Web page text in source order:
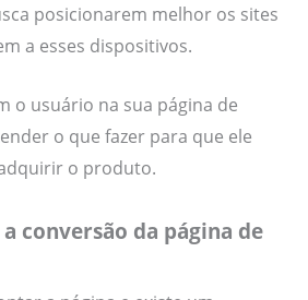
posicionarem melhor os sites
a esses dispositivos.
o usuário na sua página de
o que fazer para que ele
o produto.
conversão da página de